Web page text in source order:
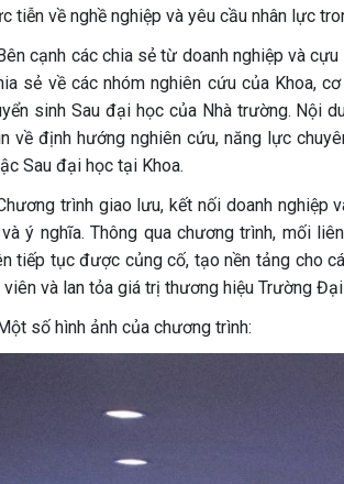
tiễn về nghề nghiệp và yêu cầu nhân lực
cạnh các chia sẻ từ doanh nghiệp và
sẻ về các nhóm nghiên cứu của Khoa,
sinh Sau đại học của Nhà trường. Nội
về định hướng nghiên cứu, năng lực
Sau đại học tại Khoa.
trình giao lưu, kết nối doanh nghiệp
ý nghĩa. Thông qua chương trình, mối
tiếp tục được củng cố, tạo nền tảng cho
và lan tỏa giá trị thương hiệu Trường
số hình ảnh của chương trình: